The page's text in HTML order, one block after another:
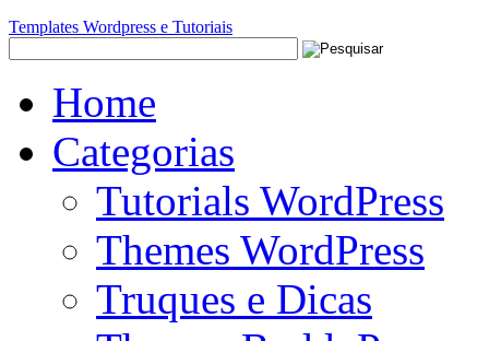
Templates Wordpress e Tutoriais
Home
Categorias
Tutorials WordPress
Themes WordPress
Truques e Dicas